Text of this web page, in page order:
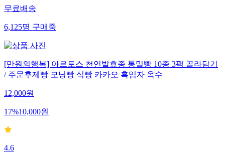
무료배송
6,125명 구매중
[만원의행복] 아르토스 천연발효종 통밀빵 10종 3팩 골라담기
/ 주문후제빵 모닝빵 식빵 카카오 흑임자 옥수
12,000원
17%10,000원
4.6